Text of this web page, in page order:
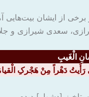
از ایشان
شیرازی، سعدی شیرازی
الْغَیبِ